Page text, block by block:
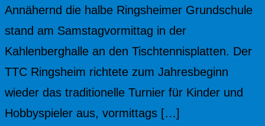
Annähernd die halbe Ringsheimer Grundschule
stand am Samstagvormittag in der
Kahlenberghalle an den Tischtennisplatten. Der
TTC Ringsheim richtete zum Jahresbeginn
wieder das traditionelle Turnier für Kinder und
Hobbyspieler aus, vormittags […]